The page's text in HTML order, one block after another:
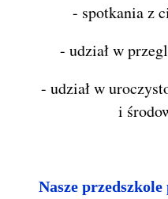
- spotkania z
- udział w
- udział w
i
Nasze